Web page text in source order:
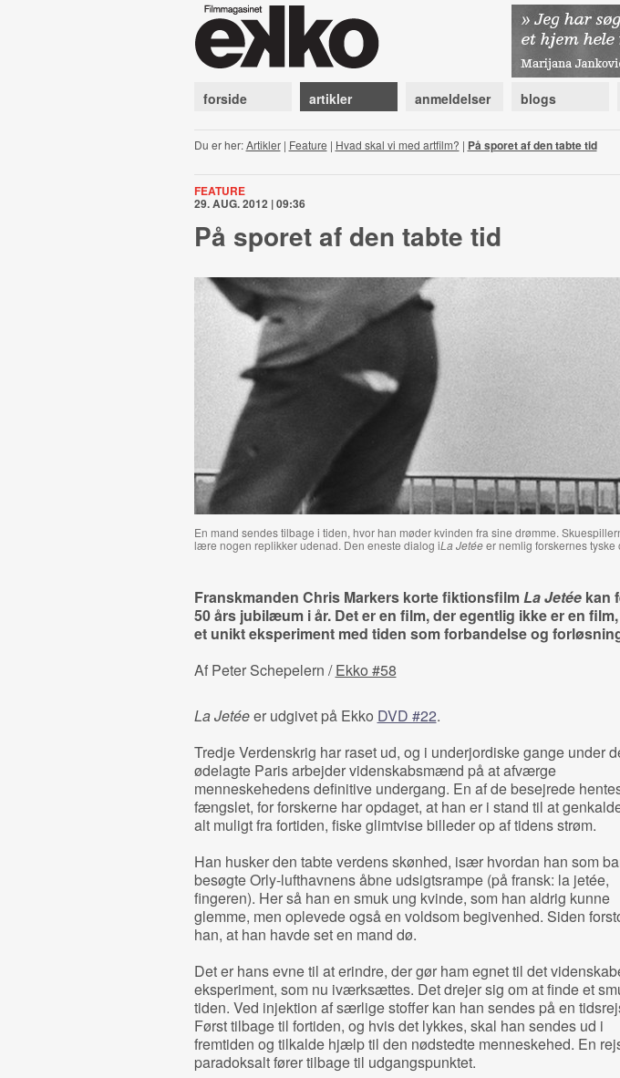
forside artikler anmeldelser blogs
Du er her:Artikler| Feature | Hvad skal vi med artfilm? | På sporet af den tabte tid
FEATURE
29. AUG. 2012 | 09:36
På sporet af den tabte tid
En mand sendes tilbage i tiden, hvor han møder kvinden fra sine drømme.
lære nogen replikker udenad. Den eneste dialog iLa Jetéeer nemlig forskernes tyske
Franskmanden Chris Markers korte fiktionsfilmLa Jetéekan
50 års jubilæum i år. Det er en film, der egentlig ikke er en
et unikt eksperiment med tiden som forbandelse og
Af Peter Schepelern /Ekko #58
La Jetéeer udgivet på Ekko DVD #22.
Tredje Verdenskrig har raset ud, og i underjordiske gange under
ødelagte Paris arbejder videnskabsmænd på at afværge
menneskehedens definitive undergang. En af de besejrede
fængslet, for forskerne har opdaget, at han er i stand til at
alt muligt fra fortiden, fiske glimtvise billeder op af tidens strøm.
Han husker den tabte verdens skønhed, især hvordan han som
besøgte Orly-lufthavnens åbne udsigtsrampe (på fransk: la jetée,
fingeren). Her så han en smuk ung kvinde, som han aldrig kunne
glemme, men oplevede også en voldsom begivenhed. Siden
han, at han havde set en mand dø.
Det er hans evne til at erindre, der gør ham egnet til det
eksperiment, som nu iværksættes. Det drejer sig om at finde et
tiden. Ved injektion af særlige stoffer kan han sendes på en
Først tilbage til fortiden, og hvis det lykkes, skal han sendes ud i
fremtiden og tilkalde hjælp til den nødstedte menneskehed. En
paradoksalt fører tilbage til udgangspunktet.